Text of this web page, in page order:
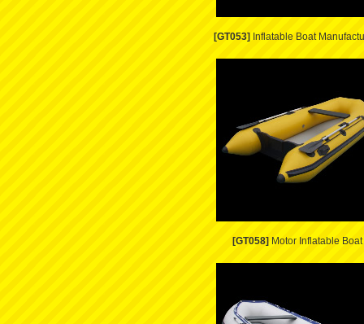
[GT053] Inflatable Boat
[GT058] Motor Inflatable Boat